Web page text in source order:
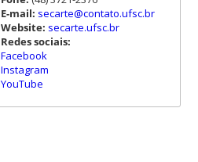
E-mail: secarte@contato.ufsc.br
Website: secarte.ufsc.br
Redes sociais:
Facebook
Instagram
YouTube